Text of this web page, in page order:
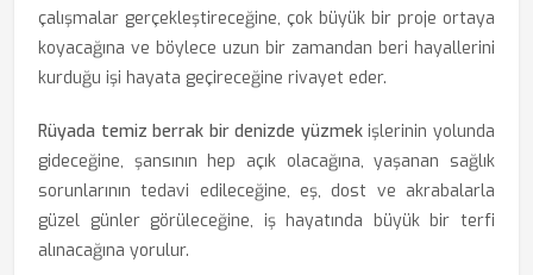
çalışmalar gerçekleştireceğine, çok büyük bir proje ortaya
koyacağına ve böylece uzun bir zamandan beri hayallerini
kurduğu işi hayata geçireceğine rivayet eder.
Rüyada temiz berrak bir denizde yüzmekişlerinin yolunda
gideceğine, şansının hep açık olacağına, yaşanan sağlık
sorunlarının tedavi edileceğine, eş, dost ve akrabalarla
güzel günler görüleceğine, iş hayatında büyük bir terfi
alınacağına yorulur.